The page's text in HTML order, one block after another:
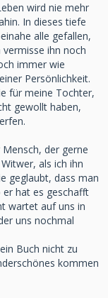
wird nie mehr
In dieses tiefe
alle gefallen,
ihn noch
immer wie
Persönlichkeit.
für meine Tochter,
gewollt haben,
der gerne
als ich ihn
geglaubt, dass man
er hat es geschafft
wartet auf uns in
uns nochmal
Buch nicht zu
kommen